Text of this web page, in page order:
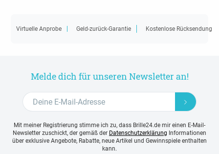
Virtuelle Anprobe Geld-zurück-Garantie Kostenlose Rücksendung
Melde dich für unseren Newsletter an!
Mit meiner Registrierung stimme ich zu, dass Brille24.de mir einen E-Mail-
Newsletter zuschickt, der gemäß der Datenschutzerklärung Informationen
über exklusive Angebote, Rabatte, neue Artikel und Gewinnspiele enthalten
kann.